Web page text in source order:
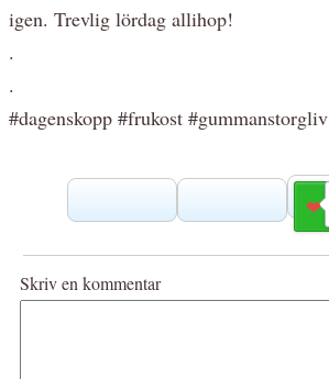
igen. Trevlig lördag allihop!
.
.
#dagenskopp #frukost #gummanstorgliv
Skriv en kommentar